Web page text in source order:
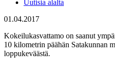
Uutisia alalta
01.04.2017
Kokeilukasvattamo on saanut
10 kilometrin päähän Satakunnan
loppukeväästä.